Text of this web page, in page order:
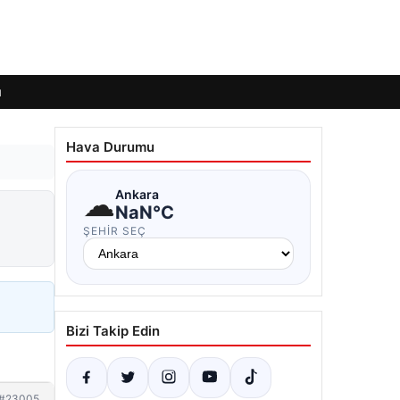
Hava Durumu
☁Ankara
NaN°C
ŞEHIR SEÇ
Bizi Takip Edin